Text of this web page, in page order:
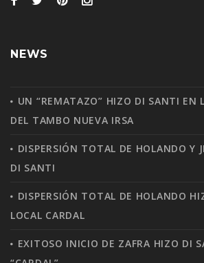
NEWS
UN “REMATAZO” HIZO DI SANTI EN
DEL TAMBO NUEVA IRSA
DISPERSIÓN TOTAL DE HOLANDO Y
DI SANTI
DISPERSIÓN TOTAL DE HOLANDO
LOCAL CARDAL
EXITOSO INICIO DE ZAFRA HIZO DI